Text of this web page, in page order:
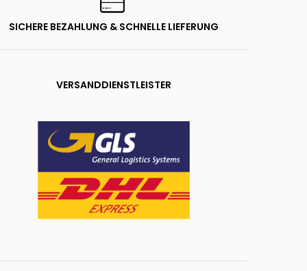
SICHERE BEZAHLUNG & SCHNELLE LIEFERUNG
VERSANDDIENSTLEISTER